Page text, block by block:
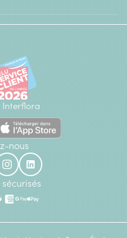
Interflora
nous
sécurisés